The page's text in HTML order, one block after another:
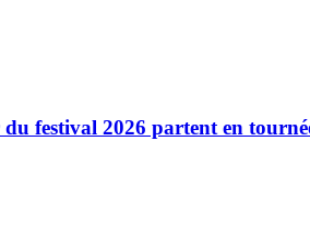
festival 2026 partent en